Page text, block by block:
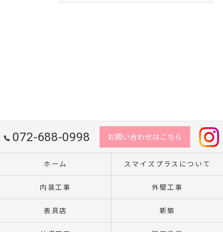
072-688-0998 お問い合わせはこちら
ホーム スマイズプラスについて
内装工事 外壁工事
表具店 新築